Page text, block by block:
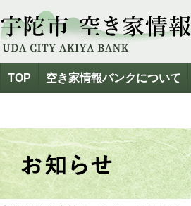
TOP 空き家情報バンクについて